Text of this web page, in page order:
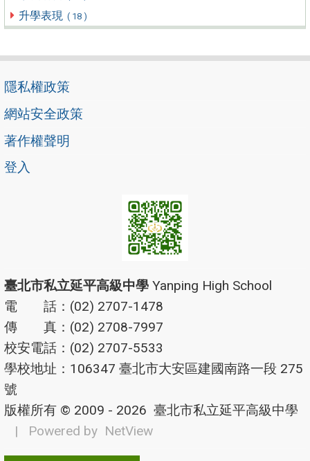
升學表現 ( 18 )
隱私權政策
網站安全政策
著作權聲明
登入
臺北市私立延平高級中學 Yanping High School
電 話：(02) 2707-1478
傳 真：(02) 2708-7997
校安電話：(02) 2707-5533
學校地址：106347 臺北市大安區建國南路一段 275
號
版權所有 © 2009 - 2026 臺北市私立延平高級中學
| Powered by NetView